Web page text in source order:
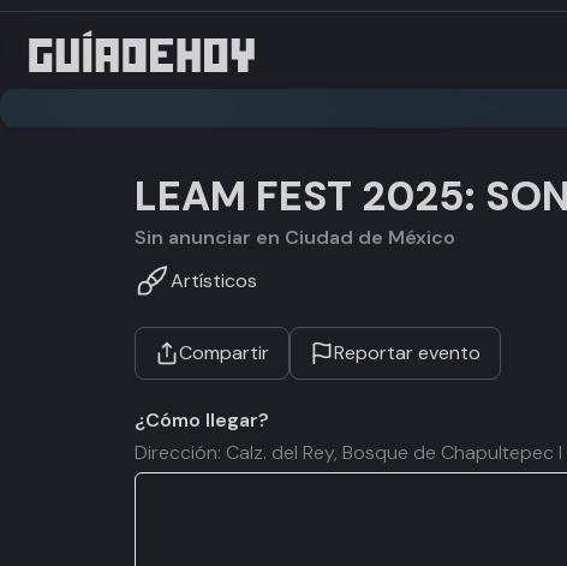
LEAM FEST 2025:
Sin anunciar en Ciudad de México
Artísticos
Compartir Reportar evento
¿Cómo llegar?
Dirección: Calz. del Rey, Bosque de Chapultepec